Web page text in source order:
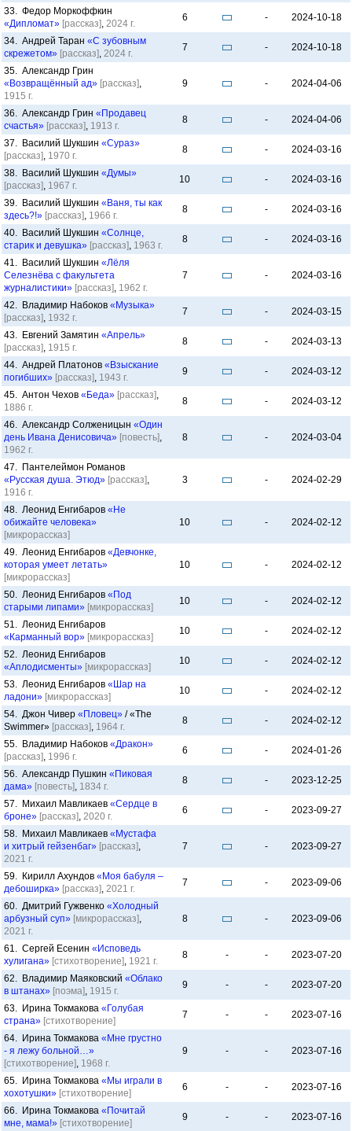
33. Федор Моркоффкин
«Дипломат» [рассказ], 2024 г.
6 - 2024-10-18
34. Андрей Таран «С зубовным
скрежетом» [рассказ], 2024 г.
7 - 2024-10-18
35. Александр Грин
«Возвращённый ад» [рассказ],
1915 г.
9 - 2024-04-06
36. Александр Грин «Продавец
счастья» [рассказ], 1913 г.
8 - 2024-04-06
37. Василий Шукшин «Сураз»
[рассказ], 1970 г.
8 - 2024-03-16
38. Василий Шукшин «Думы»
[рассказ], 1967 г.
10 - 2024-03-16
39. Василий Шукшин «Ваня, ты как
здесь?!» [рассказ], 1966 г.
8 - 2024-03-16
40. Василий Шукшин «Солнце,
старик и девушка» [рассказ], 1963 г.
8 - 2024-03-16
41. Василий Шукшин «Лёля
Селезнёва с факультета
журналистики» [рассказ], 1962 г.
7 - 2024-03-16
42. Владимир Набоков «Музыка»
[рассказ], 1932 г.
7 - 2024-03-15
43. Евгений Замятин «Апрель»
[рассказ], 1915 г.
8 - 2024-03-13
44. Андрей Платонов «Взыскание
погибших» [рассказ], 1943 г.
9 - 2024-03-12
45. Антон Чехов «Беда» [рассказ],
1886 г.
8 - 2024-03-12
46. Александр Солженицын «Один
день Ивана Денисовича» [повесть],
1962 г.
8 - 2024-03-04
47. Пантелеймон Романов
«Русская душа. Этюд» [рассказ],
1916 г.
3 - 2024-02-29
48. Леонид Енгибаров «Не
обижайте человека»
[микрорассказ]
10 - 2024-02-12
49. Леонид Енгибаров «Девчонке,
которая умеет летать»
[микрорассказ]
10 - 2024-02-12
50. Леонид Енгибаров «Под
старыми липами» [микрорассказ]
10 - 2024-02-12
51. Леонид Енгибаров
«Карманный вор» [микрорассказ]
10 - 2024-02-12
52. Леонид Енгибаров
«Аплодисменты» [микрорассказ]
10 - 2024-02-12
53. Леонид Енгибаров «Шар на
ладони» [микрорассказ]
10 - 2024-02-12
54. Джон Чивер «Пловец» / «The
Swimmer» [рассказ], 1964 г.
8 - 2024-02-12
55. Владимир Набоков «Дракон»
[рассказ], 1996 г.
6 - 2024-01-26
56. Александр Пушкин «Пиковая
дама» [повесть], 1834 г.
8 - 2023-12-25
57. Михаил Мавликаев «Сердце в
броне» [рассказ], 2020 г.
6 - 2023-09-27
58. Михаил Мавликаев «Мустафа
и хитрый гейзенбаг» [рассказ],
2021 г.
7 - 2023-09-27
59. Кирилл Ахундов «Моя бабуля –
дебоширка» [рассказ], 2021 г.
7 - 2023-09-06
60. Дмитрий Гужвенко «Холодный
арбузный суп» [микрорассказ],
2021 г.
8 - 2023-09-06
61. Сергей Есенин «Исповедь
хулигана» [стихотворение], 1921 г.
8 - - 2023-07-20
62. Владимир Маяковский «Облако
в штанах» [поэма], 1915 г.
9 - - 2023-07-20
63. Ирина Токмакова «Голубая
страна» [стихотворение]
7 - - 2023-07-16
64. Ирина Токмакова «Мне грустно
- я лежу больной…»
[стихотворение], 1968 г.
9 - - 2023-07-16
65. Ирина Токмакова «Мы играли в
хохотушки» [стихотворение]
6 - - 2023-07-16
66. Ирина Токмакова «Почитай
мне, мама!» [стихотворение]
9 - - 2023-07-16